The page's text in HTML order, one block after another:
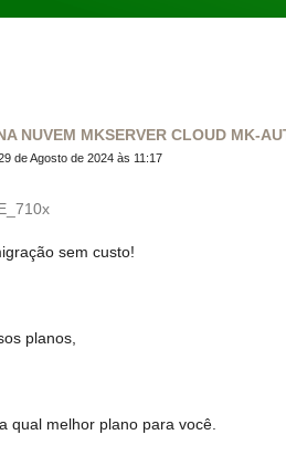
NUVEM MKSERVER CLOUD MK-
de Agosto de 2024 às 11:17
sem custo!
planos,
qual melhor plano para você.